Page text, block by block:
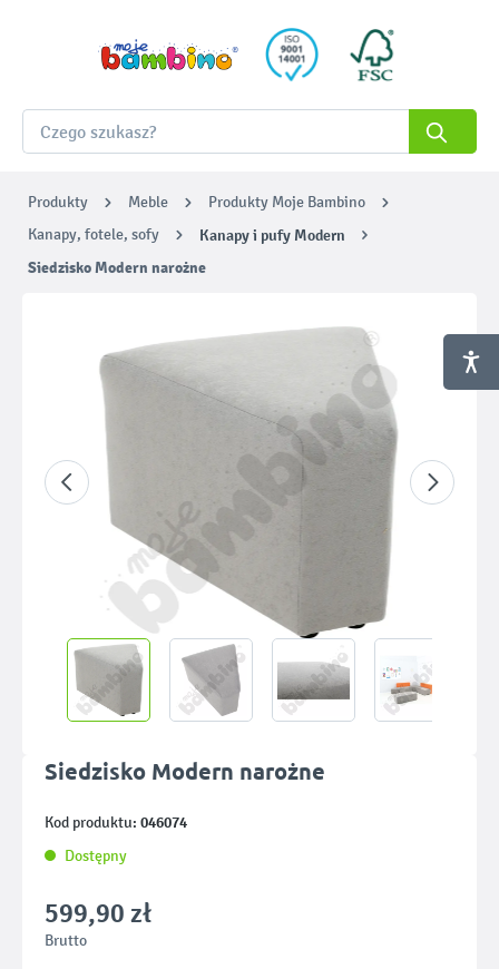
Produkty Meble
Produkty Moje Bambino
Kanapy, fotele, sofy
Kanapy i pufy Modern
Siedzisko Modern narożne
Siedzisko Modern narożne
Kod produktu: 046074
Dostępny
599,90 zł
Brutto